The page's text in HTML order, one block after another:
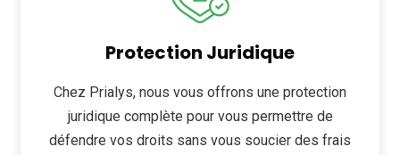
Protection Juridique
Chez Prialys, nous vous offrons une protection
juridique complète pour vous permettre de
défendre vos droits sans vous soucier des frais